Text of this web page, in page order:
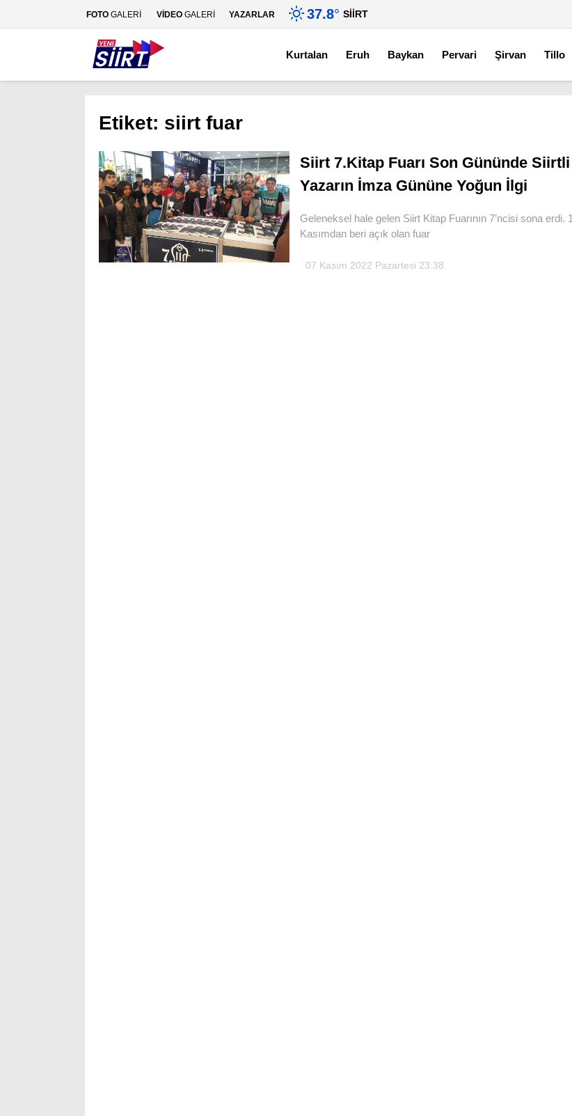
FOTO GALERİ VİDEO GALERİ YAZARLAR 37.8° SIIRT
Kurtalan Eruh Baykan Pervari Şirvan Tillo
Etiket: siirt fuar
Siirt 7.Kitap Fuarı Son Gününde Siirtli
Yazarın İmza Gününe Yoğun İlgi
Geleneksel hale gelen Siirt Kitap Fuarının 7’ncisi sona erdi. 1
Kasımdan beri açık olan fuar
07 Kasım 2022 Pazartesi 23:38